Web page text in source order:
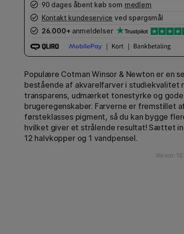
90 dages åbent køb som medlem
Kontakt kundeservice ved spørgsmål
26.000+ anmeldelser
Populære Cotman Winsor & Newton er en
bestående af akvarelfarver i studiekvalitet
transparens, udmærket tonestyrke og gode
brugeregenskaber. Farverne er fremstillet
førsteklasses pigment, så du kan bygge
hvilket giver et strålende resultat! Sættet
12 halvkopper og 1 vandpensel.
Varenr: